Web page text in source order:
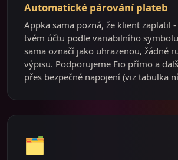
Automatické párování plateb
Appka sama pozná, že klient zaplatil
tvém účtu podle variabilního
sama označí jako uhrazenou, žádné
výpisu. Podporujeme Fio přímo a
přes bezpečné napojení (viz tabulka
🗂️